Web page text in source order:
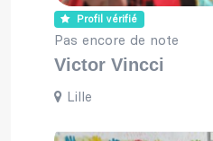
Profil vérifié
Pas encore de note
Victor Vincci
Lille